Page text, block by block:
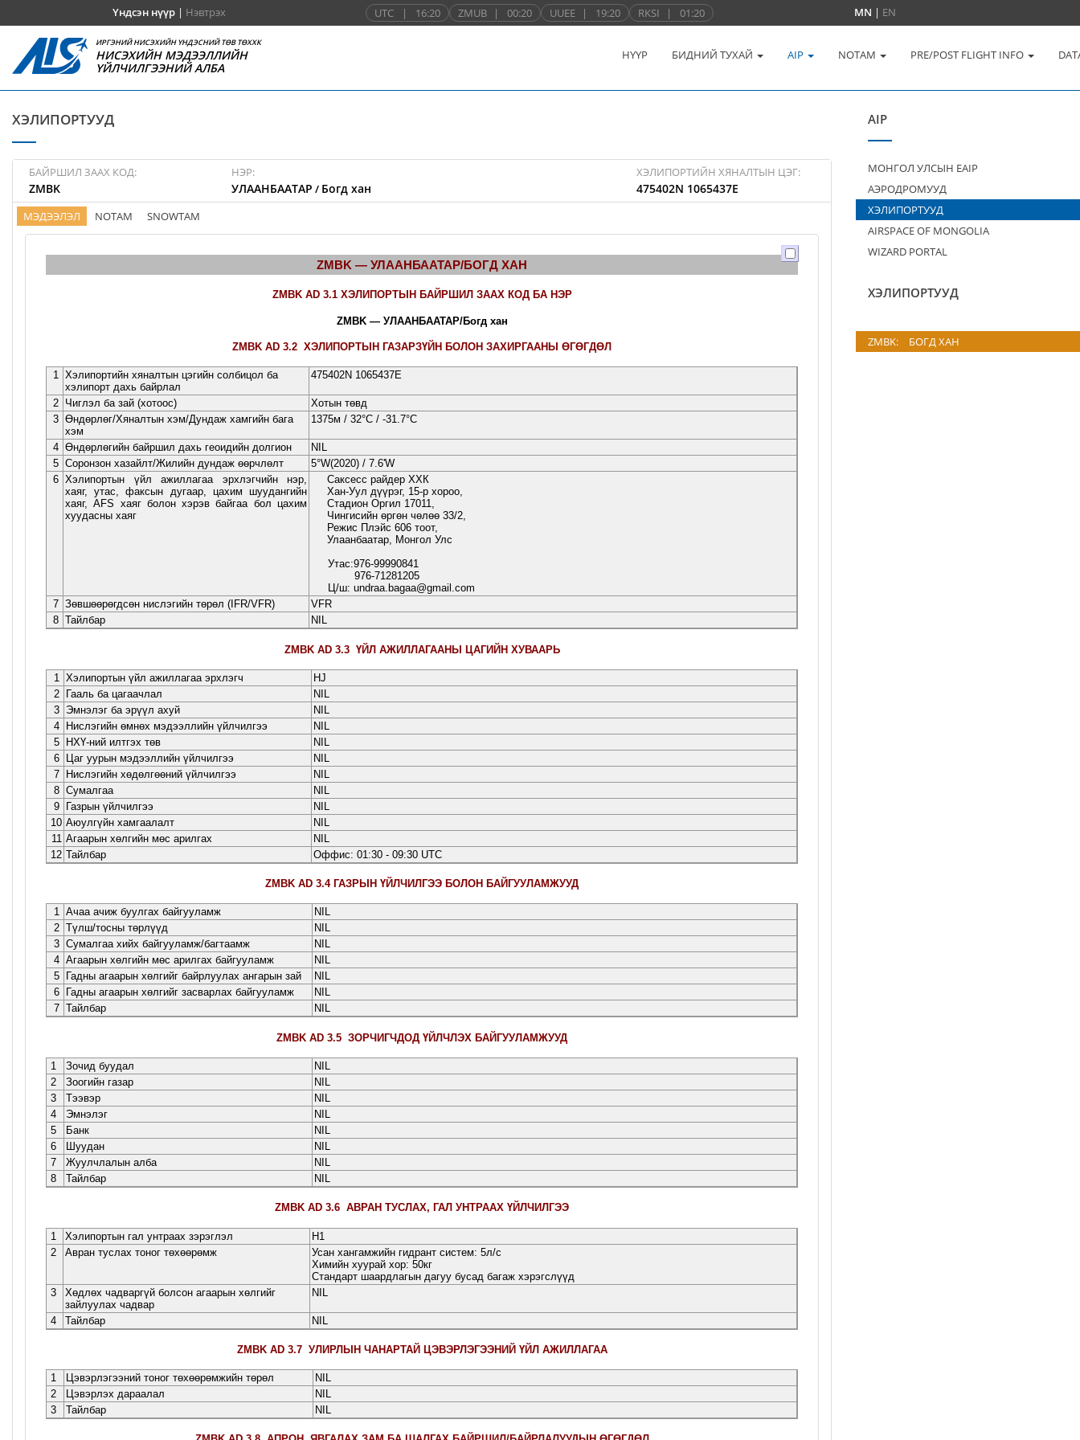
Үндсэн нүүр| Нэвтрэх UTC | 16:20 ZMUB | 00:20 UUEE | 19:20 RKSI | 01:20 MN | EN
ИРГЭНИЙ НИСЭХИЙН ҮНДЭСНИЙ ТӨВ ТӨХХК
НИСЭХИЙН МЭДЭЭЛЛИЙН
ҮЙЛЧИЛГЭЭНИЙ АЛБА
НҮҮР БИДНИЙ ТУХАЙ AIP NOTAM PRE/POST FLIGHT INFO
ХЭЛИПОРТУУД
БАЙРШИЛ ЗААХ КОД:
ZMBK
НЭР:
УЛААНБААТАР / Богд хан
ХЭЛИПОРТИЙН ХЯНАЛТЫН ЦЭГ:
475402N 1065437E
МЭДЭЭЛЭЛ NOTAM SNOWTAM
AIP
МОНГОЛ УЛСЫН EAIP
АЭРОДРОМУУД
ХЭЛИПОРТУУД
AIRSPACE OF MONGOLIA
WIZARD PORTAL
ХЭЛИПОРТУУД
ZMBK: БОГД ХАН